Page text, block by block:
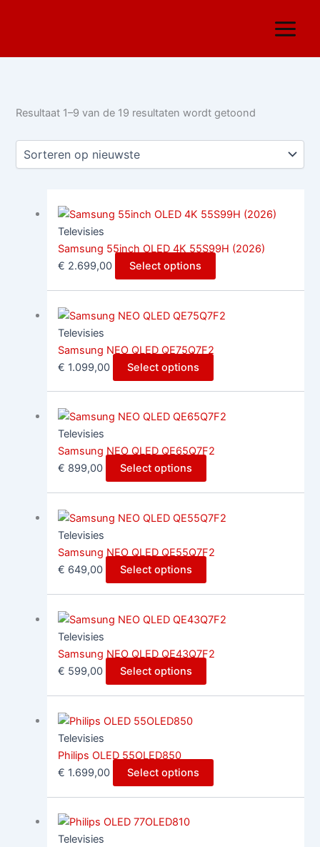
inhoud
Resultaat 1–9 van de 19 resultaten wordt getoond
Televisies
Samsung 55inch OLED 4K 55S99H (2026)
€ 2.699,00 Select options
Televisies
Samsung NEO QLED QE75Q7F2
€ 1.099,00 Select options
Televisies
Samsung NEO QLED QE65Q7F2
€ 899,00 Select options
Televisies
Samsung NEO QLED QE55Q7F2
€ 649,00 Select options
Televisies
Samsung NEO QLED QE43Q7F2
€ 599,00 Select options
Televisies
Philips OLED 55OLED850
€ 1.699,00 Select options
Televisies